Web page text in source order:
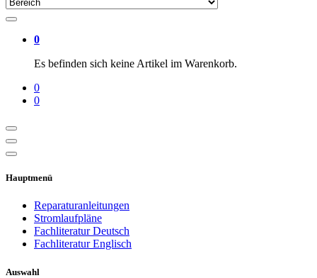
0
Es befinden sich keine Artikel im Warenkorb.
0
0
Hauptmenü
Reparaturanleitungen
Stromlaufpläne
Fachliteratur Deutsch
Fachliteratur Englisch
Auswahl